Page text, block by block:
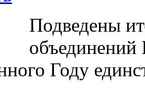
Подведены
объединений
Году